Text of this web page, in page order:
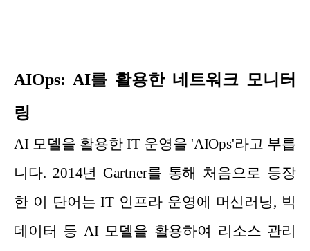
AIOps: AI를 활용한 네트워크 모니터
링
AI 모델을 활용한 IT 운영을 'AIOps'라고 부릅
니다. 2014년 Gartner를 통해 처음으로 등장
한 이 단어는 IT 인프라 운영에 머신러닝, 빅
데이터 등 AI 모델을 활용하여 리소스 관리